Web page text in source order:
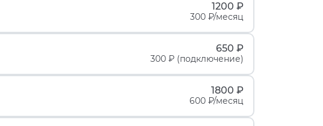
1200 ₽
300 ₽/месяц
650 ₽
300 ₽ (подключение)
1800 ₽
600 ₽/месяц